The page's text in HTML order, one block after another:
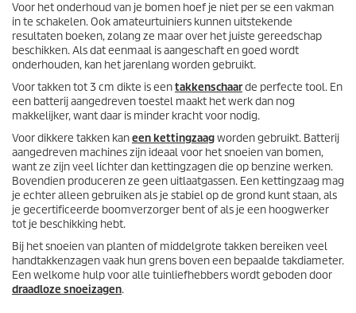
Voor het onderhoud van je bomen hoef je niet per se een vakman
in te schakelen. Ook amateurtuiniers kunnen uitstekende
resultaten boeken, zolang ze maar over het juiste gereedschap
beschikken. Als dat eenmaal is aangeschaft en goed wordt
onderhouden, kan het jarenlang worden gebruikt.
Voor takken tot 3 cm dikte is eentakkenschaarde perfecte tool. En
een batterij aangedreven toestel maakt het werk dan nog
makkelijker, want daar is minder kracht voor nodig.
Voor dikkere takken kaneen kettingzaagworden gebruikt. Batterij
aangedreven machines zijn ideaal voor het snoeien van bomen,
want ze zijn veel lichter dan kettingzagen die op benzine werken.
Bovendien produceren ze geen uitlaatgassen. Een kettingzaag mag
je echter alleen gebruiken als je stabiel op de grond kunt staan, als
je gecertificeerde boomverzorger bent of als je een hoogwerker
tot je beschikking hebt.
Bij het snoeien van planten of middelgrote takken bereiken veel
handtakkenzagen vaak hun grens boven een bepaalde takdiameter.
Een welkome hulp voor alle tuinliefhebbers wordt geboden door
draadloze snoeizagen.